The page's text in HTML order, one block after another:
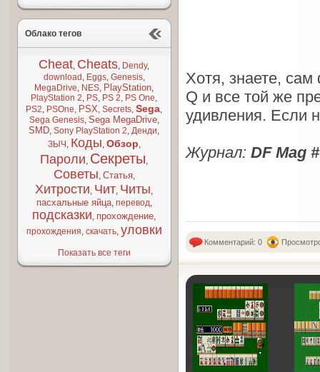
Облако тегов
Cheat, Cheats, Dendy,
download , Eggs, Genesis,
MegaDrive, NES, PlayStation,
PlayStation 2, PS, PS 2, PS One,
PS2, PSOne, PSX,Secrets,Sega,
Sega Genesis, Sega MegaDrive,
SMD,Sony PlayStation 2,Денди,
ЗЫЧ , Коды, Обзор,
Пароли, Секреты,
Советы, Статья,
Хитрости, Чит, Читы,
пасхальные яйца, перевод,
подсказки, прохождение,
прохождения, скачать, уловки
Показать все теги
Хотя, знаете,
Q и все той же
удивления. Если
Журнал: DF Mag
Комментарий: 0